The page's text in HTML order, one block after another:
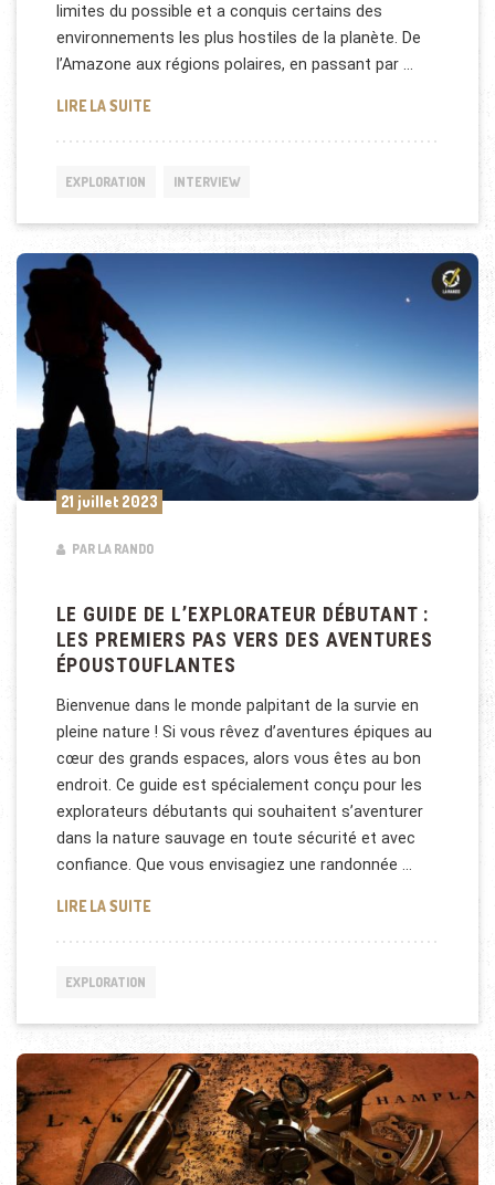
limites du possible et a conquis certains des
environnements les plus hostiles de la planète. De
l’Amazone aux régions polaires, en passant par …
LIRE LA SUITEL’INCROYABLE PARCOURS DE L’AVENTURIER MIKE
EXPLORATION INTERVIEW
21 juillet 2023
PAR LA RANDO
LE GUIDE DE L’EXPLORATEUR DÉBUTANT :
LES PREMIERS PAS VERS DES AVENTURES
ÉPOUSTOUFLANTES
Bienvenue dans le monde palpitant de la survie en
pleine nature ! Si vous rêvez d’aventures épiques au
cœur des grands espaces, alors vous êtes au bon
endroit. Ce guide est spécialement conçu pour les
explorateurs débutants qui souhaitent s’aventurer
dans la nature sauvage en toute sécurité et avec
confiance. Que vous envisagiez une randonnée …
LIRE LA SUITELE GUIDE DE L’EXPLORATEUR DÉBUTANT : LES
EXPLORATION